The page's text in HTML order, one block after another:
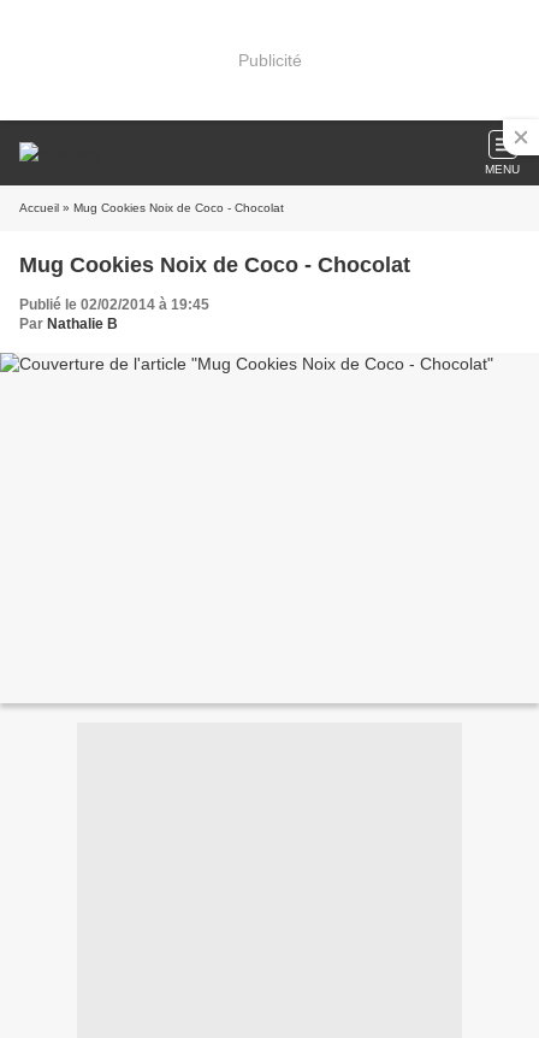
Publicité
MENU
Accueil » Mug Cookies Noix de Coco - Chocolat
Mug Cookies Noix de Coco - Chocolat
Publié le 02/02/2014 à 19:45
Par Nathalie B